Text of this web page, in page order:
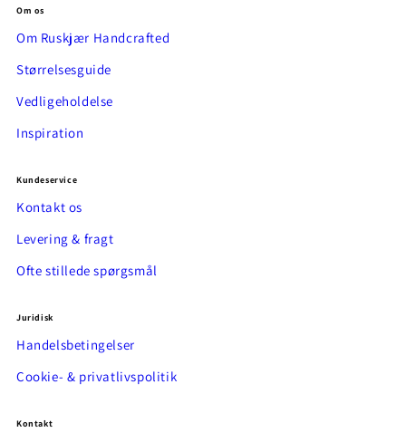
Ruskjær Handcrafted – footer
Om os
Om Ruskjær Handcrafted
Størrelsesguide
Vedligeholdelse
Inspiration
Kundeservice
Kontakt os
Levering & fragt
Ofte stillede spørgsmål
Juridisk
Handelsbetingelser
Cookie- & privatlivspolitik
Kontakt